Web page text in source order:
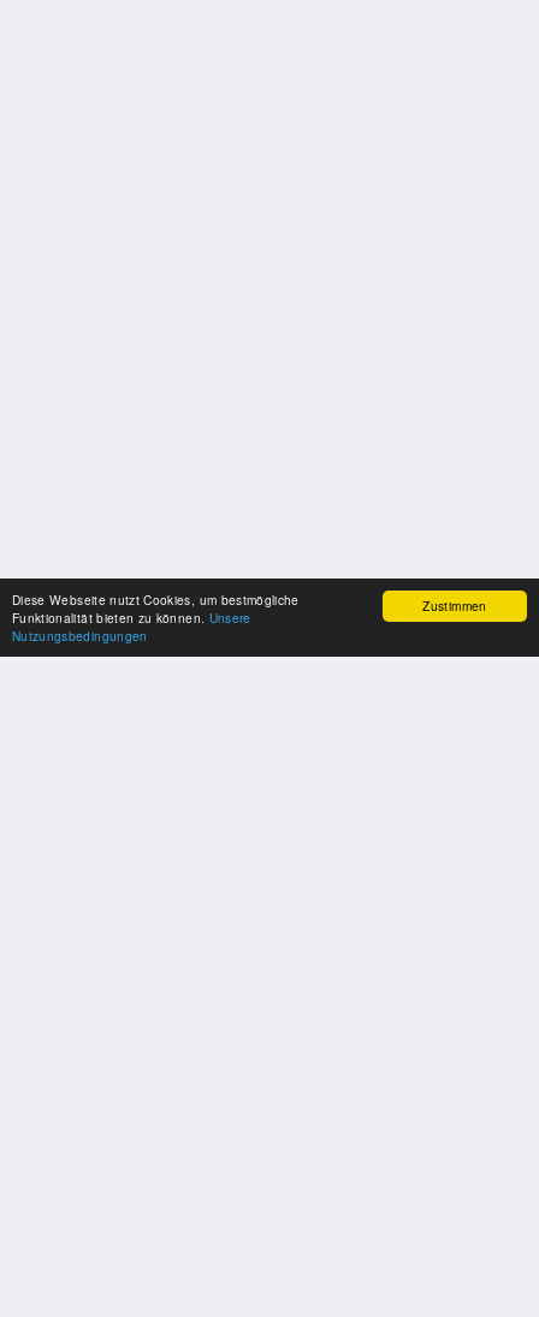
Zustimmen
Diese Webseite nutzt Cookies, um bestmögliche
Funktionalität bieten zu können. Unsere
Nutzungsbedingungen